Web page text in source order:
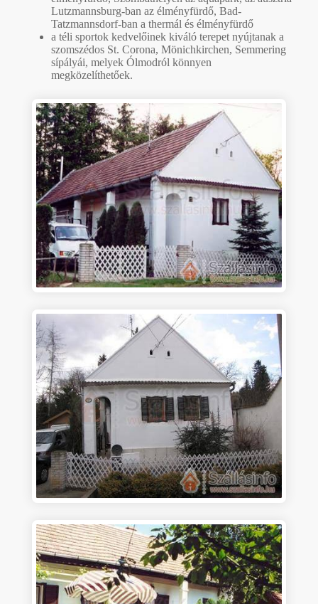
Lutzmannsburg-ban az élményfürdő, Bad-
Tatzmannsdorf-ban a thermál és élményfürdő
a téli sportok kedvelőinek kiváló terepet nyújtanak a
szomszédos St. Corona, Mönichkirchen, Semmering
sípályái, melyek Ólmodról könnyen
megközelíthetőek.